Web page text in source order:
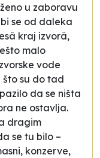
u zaboravu
se od daleka
kraj izvorâ,
malo
vode
su do tad
da se ništa
ne ostavlja.
dragim
se tu bilo –
konzerve,